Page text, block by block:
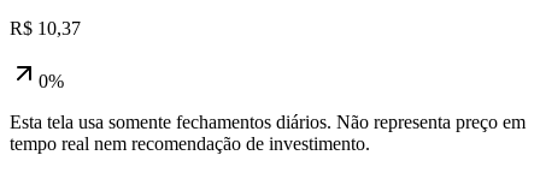
R$ 10,37
0%
Esta tela usa somente fechamentos diários. Não representa preço em
tempo real nem recomendação de investimento.